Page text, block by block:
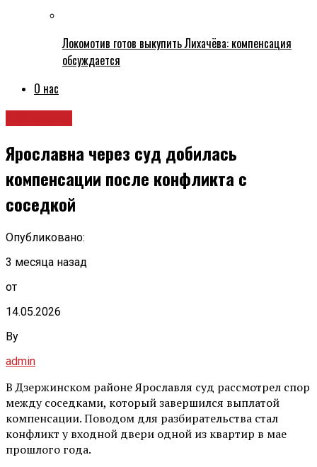
Локомотив готов выкупить Лихачёва: компенсация
обсуждается
О нас
Ярославна через суд добилась
компенсации после конфликта с
соседкой
Опубликовано:
3 месяца назад
от
14.05.2026
By
admin
В Дзержинском районе Ярославля суд рассмотрел спор
между соседками, который завершился выплатой
компенсации. Поводом для разбирательства стал
конфликт у входной двери одной из квартир в мае
прошлого года.